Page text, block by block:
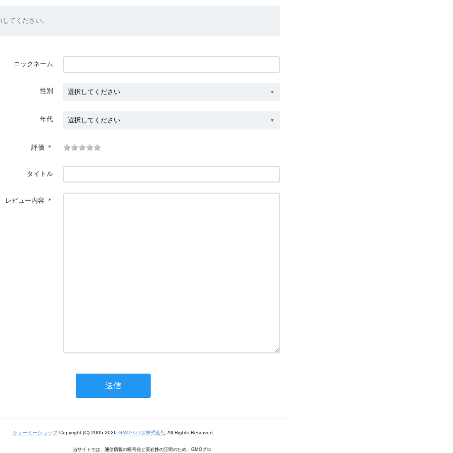
てください。
ニックネーム
性別
年代
評価 ＊
タイトル
レビュー内容 ＊
カラーミーショップCopyright (C) 2005-2026 GMOペパボ株式会社 All Rights Reserved.
当サイトでは、通信情報の暗号化と実在性の証明のため、GMOグロ